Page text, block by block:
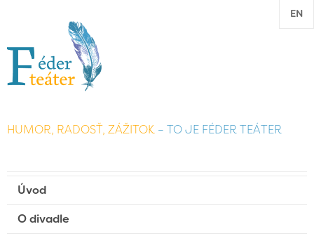
EN
HUMOR, RADOSŤ, ZÁŽITOK – TO JE FÉDER TEÁTER
Úvod
O divadle